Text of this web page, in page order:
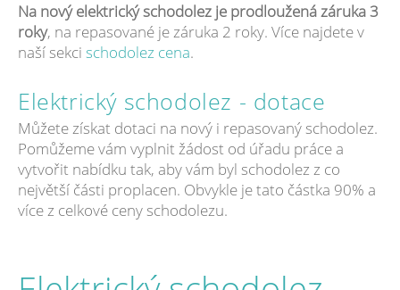
Na nový elektrický schodolez je prodloužená záruka 3
roky, na repasované je záruka 2 roky. Více najdete v
naší sekci schodolez cena.
Elektrický schodolez - dotace
Můžete získat dotaci na nový i repasovaný schodolez.
Pomůžeme vám vyplnit žádost od úřadu práce a
vytvořit nabídku tak, aby vám byl schodolez z co
největší části proplacen. Obvykle je tato částka 90% a
více z celkové ceny schodolezu.